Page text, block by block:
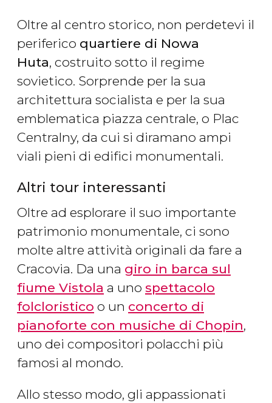
Oltre al centro storico, non perdetevi il
periferico quartiere di Nowa
Huta, costruito sotto il regime
sovietico. Sorprende per la sua
architettura socialista e per la sua
emblematica piazza centrale, o Plac
Centralny, da cui si diramano ampi
viali pieni di edifici monumentali.
Altri tour interessanti
Oltre ad esplorare il suo importante
patrimonio monumentale, ci sono
molte altre attività originali da fare a
Cracovia. Da una giro in barca sul
fiume Vistola a uno spettacolo
folcloristico o un concerto di
pianoforte con musiche di Chopin,
uno dei compositori polacchi più
famosi al mondo.
Allo stesso modo, gli appassionati